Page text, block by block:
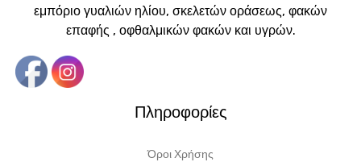
εμπόριο γυαλιών ηλίου, σκελετών οράσεως, φακών
επαφής , οφθαλμικών φακών και υγρών.
Πληροφορίες
Όροι Χρήσης